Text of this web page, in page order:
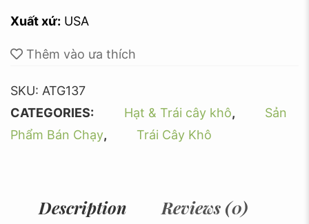
Xuất xứ: USA
Thêm vào ưa thích
SKU: ATG137
CATEGORIES:
Hạt & Trái cây khô,
Sản
Phẩm Bán Chạy, Trái Cây Khô
Description Reviews (0)